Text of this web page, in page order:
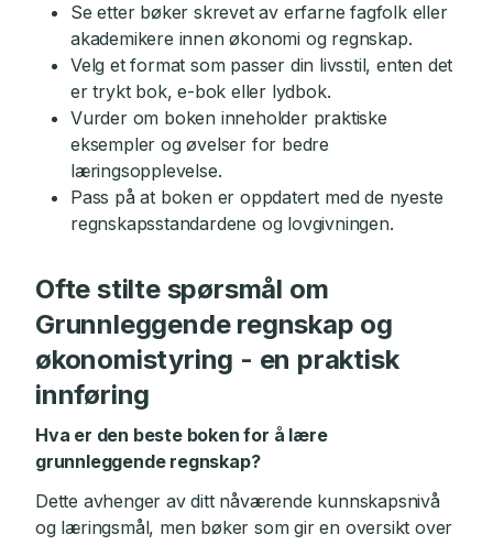
Se etter bøker skrevet av erfarne fagfolk eller
akademikere innen økonomi og regnskap.
Velg et format som passer din livsstil, enten det
er trykt bok, e-bok eller lydbok.
Vurder om boken inneholder praktiske
eksempler og øvelser for bedre
læringsopplevelse.
Pass på at boken er oppdatert med de nyeste
regnskapsstandardene og lovgivningen.
Ofte stilte spørsmål om
Grunnleggende regnskap og
økonomistyring - en praktisk
innføring
Hva er den beste boken for å lære
grunnleggende regnskap?
Dette avhenger av ditt nåværende kunnskapsnivå
og læringsmål, men bøker som gir en oversikt over